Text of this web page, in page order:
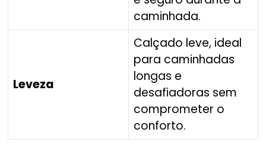
caminhada.
Leveza
Calçado leve, ideal
para caminhadas
longas e
desafiadoras sem
comprometer o
conforto.